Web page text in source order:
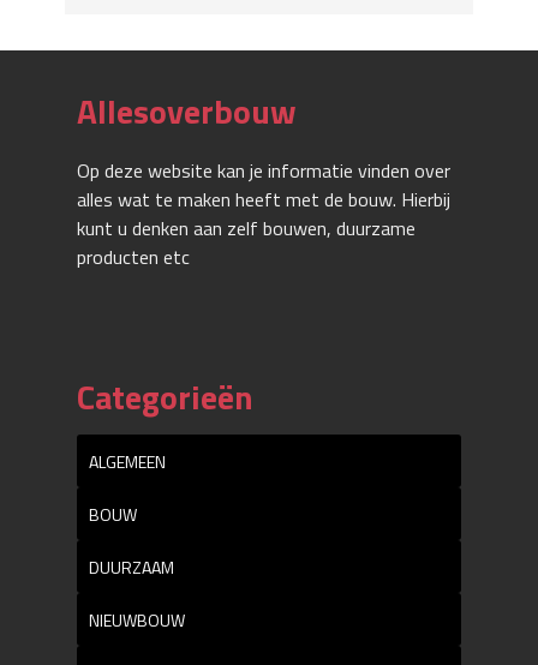
Allesoverbouw
Op deze website kan je informatie vinden over
alles wat te maken heeft met de bouw. Hierbij
kunt u denken aan zelf bouwen, duurzame
producten etc
Categorieën
ALGEMEEN
BOUW
DUURZAAM
NIEUWBOUW